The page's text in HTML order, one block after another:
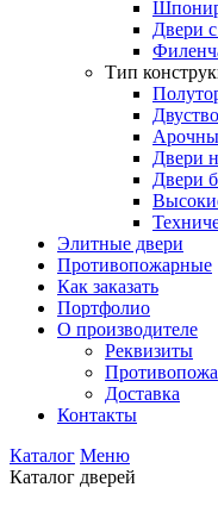
Двери
Тип
Двери
Двери
Элитные двери
Противопожарные
Как заказать
Портфолио
О производителе
Реквизиты
Доставка
Контакты
Каталог Меню
Каталог дверей